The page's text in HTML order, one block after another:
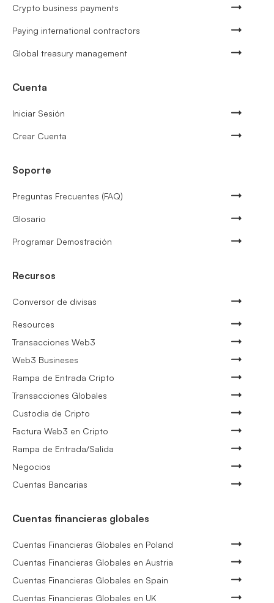
Crypto business payments
Paying international contractors
Global treasury management
Cuenta
Iniciar Sesión
Crear Cuenta
Soporte
Preguntas Frecuentes (FAQ)
Glosario
Programar Demostración
Recursos
Conversor de divisas
Resources
Transacciones Web3
Web3 Busineses
Rampa de Entrada Cripto
Transacciones Globales
Custodia de Cripto
Factura Web3 en Cripto
Rampa de Entrada/Salida
Negocios
Cuentas Bancarias
Cuentas financieras globales
Cuentas Financieras Globales en Poland
Cuentas Financieras Globales en Austria
Cuentas Financieras Globales en Spain
Cuentas Financieras Globales en UK